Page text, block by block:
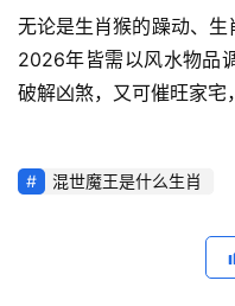
无论是生肖猴的躁动、生
2026年皆需以风水物品
破解凶煞，又可催旺家宅
混世魔王是什么生肖